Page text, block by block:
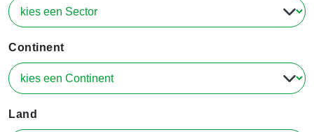
Continent
Land